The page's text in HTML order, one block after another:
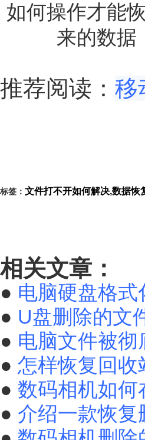
推荐阅读： 移
标签： 文件打不开如何解决,数据恢
相关文章：
● 电脑硬盘格
● U盘删除的文
● 电脑文件被
● 怎样恢复回收
● 数码相机如何
● 介绍一款恢复